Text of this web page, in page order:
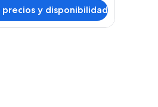
precios y disponibilidad
en maceta.